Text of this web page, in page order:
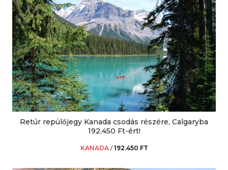
Retúr repülőjegy Kanada csodás részére, Calgaryba
192.450 Ft-ért!
KANADA /192.450 FT